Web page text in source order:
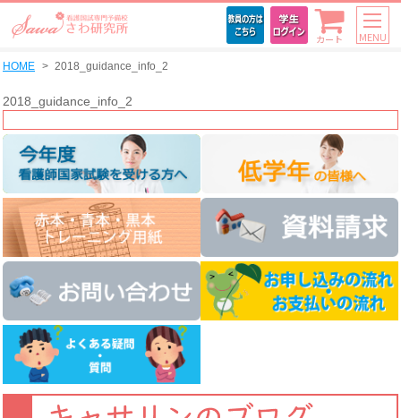
カート MENU
HOME 2018_guidance_info_2
2018_guidance_info_2